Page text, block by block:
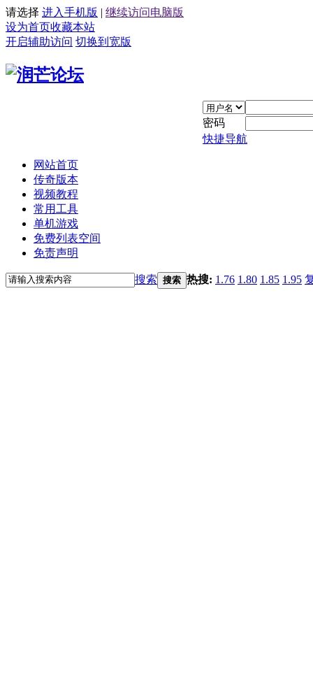
请选择 进入手机版 | 继续访问电脑版
设为首页收藏本站
开启辅助访问 切换到宽版
密码
快捷导航
网站首页
传奇版本
视频教程
常用工具
单机游戏
免费列表空间
免责声明
搜索 搜索 热搜: 1.76 1.80 1.85 1.95